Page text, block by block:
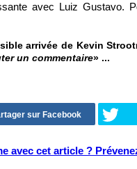
avec Luiz Gustavo.
arrivée de Kevin
un commentaire» ...
sur Facebook
avec cet article ?